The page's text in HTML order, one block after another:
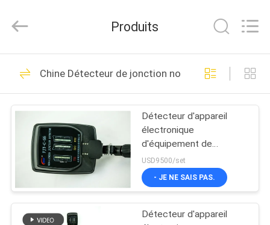
MAISON
PRODUITS
SUJET
NOUS
Topsky
Century Holding Co.,Ltd.
Reserved.
Contre- équipement
de terrorisme
451
robot de lutte contre
131
Produits
Chine Détecteur de jonction non linéaire
Détecteur d'appareil
électronique
d'équipement de
terrorisme de compteur
de rendement élevé
USD9500/set
- JE NE SAIS PAS.
Détecteur d'appareil